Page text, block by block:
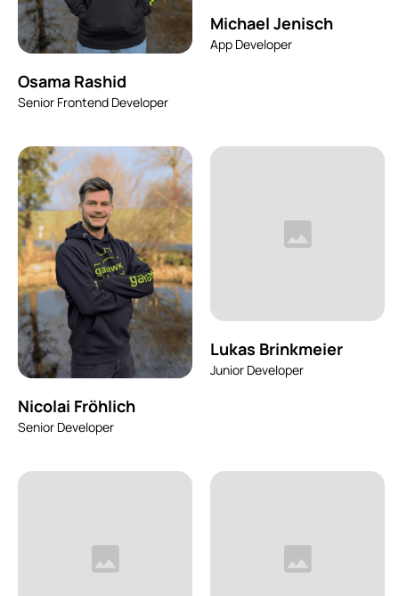
Osama Rashid
Senior Frontend Developer
Michael Jenisch
App Developer
Nicolai Fröhlich
Senior Developer
Lukas Brinkmeier
Junior Developer